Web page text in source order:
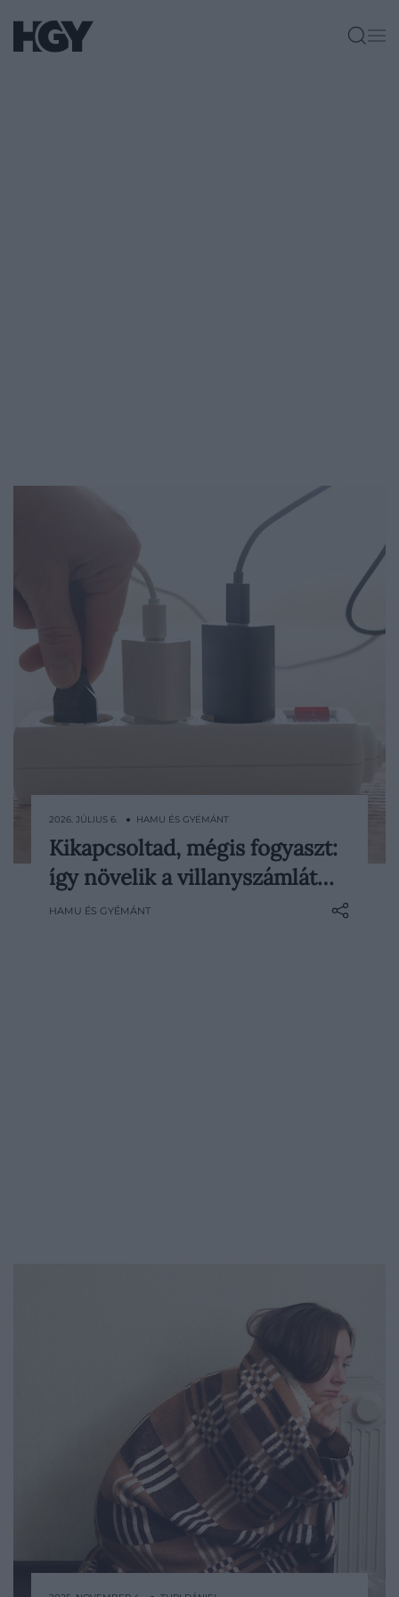
Este lekapcsoljuk a lámpát, elcsendesedik
a lakás, a tévé sem szól, mégis van valami,
ami tovább dolgozik a háttérben: az áram.
2026. JÚLIUS 6. ● HAMU ÉS GYÉMÁNT
Kikapcsoltad, mégis fogyaszt:
így növelik a villanyszámlát…
HAMU ÉS GYÉMÁNT